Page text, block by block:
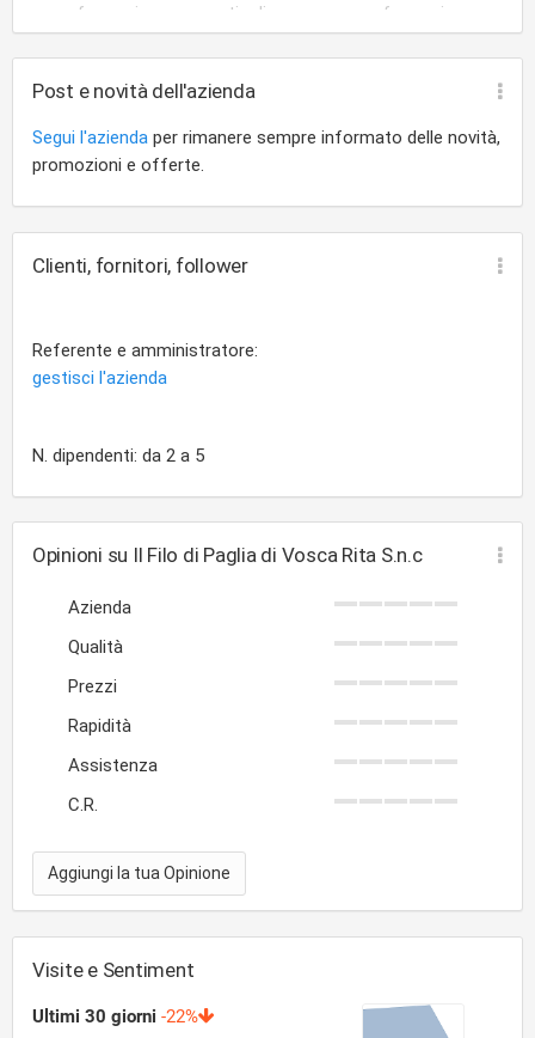
farmaci
farmaci
Post e novità dell'azienda
Segui l'azienda per rimanere sempre informato delle novità,
promozioni e offerte.
Clienti, fornitori, follower
Referente e amministratore:
gestisci l'azienda
N. dipendenti: da 2 a 5
Opinioni su Il Filo di Paglia di Vosca Rita S.n.c
Azienda
Qualità
Prezzi
Rapidità
Assistenza
C.R.
Aggiungi la tua Opinione
Visite e Sentiment